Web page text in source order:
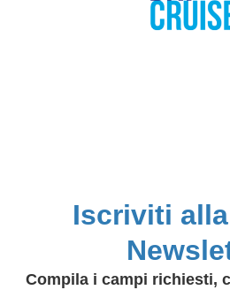
Compila i campi richiesti,
Iscriviti